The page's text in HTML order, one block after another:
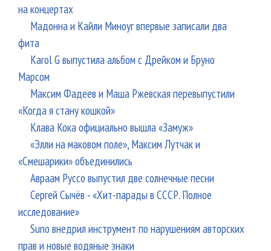
на концертах
Мадонна и Кайли Миноуг впервые записали два
фита
Karol G выпустила альбом с Дрейком и Бруно
Марсом
Максим Фадеев и Маша Ржевская перевыпустили
«Когда я стану кошкой»
Клава Кока официально вышла «Замуж»
«Элли на маковом поле», Максим Лутчак и
«Смешарики» объединились
Авраам Руссо выпустил две солнечные песни
Сергей Сычёв - «Хит-парады в СССР. Полное
исследование»
Suno внедрил инструмент по нарушениям авторских
прав и новые водяные знаки